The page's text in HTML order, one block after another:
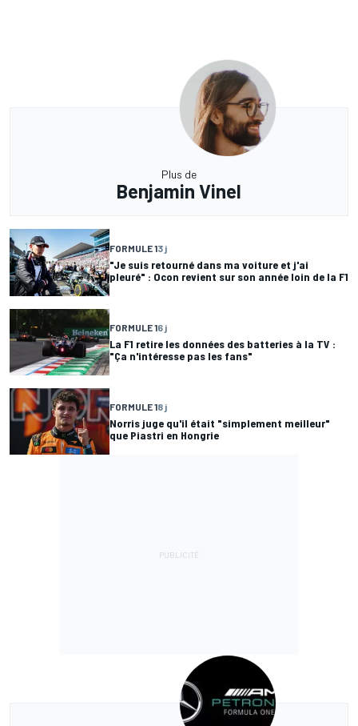
Plus de
Benjamin Vinel
FORMULE 13 j
"Je suis retourné dans ma voiture et j'ai
pleuré" : Ocon revient sur son année loin de la F1
FORMULE 16 j
La F1 retire les données des batteries à la TV :
"Ça n'intéresse pas les fans"
FORMULE 18 j
Norris juge qu'il était "simplement meilleur"
que Piastri en Hongrie